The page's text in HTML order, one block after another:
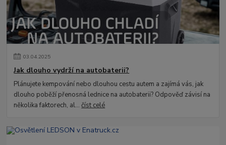
03.04.2025
Jak dlouho vydrží na autobaterii?
Plánujete kempování nebo dlouhou cestu autem a zajímá vás, jak
dlouho poběží přenosná lednice na autobaterii? Odpověď závisí na
několika faktorech, al...číst celé